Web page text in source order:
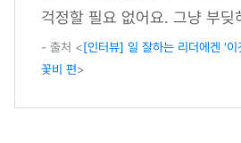
걱정할 필요 없어요. 그냥 부딪
- 출처 <[인터뷰] 일 잘하는 리더에겐 '
꽃비 편>